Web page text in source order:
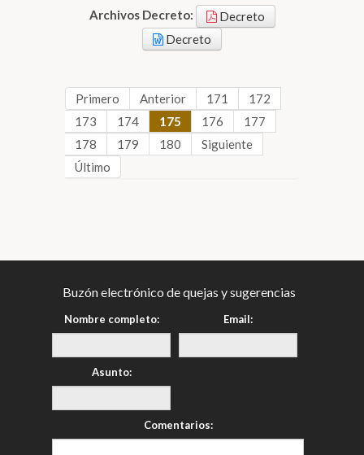
Archivos Decreto:
Decreto
Decreto
Primero Anterior 171
172
173
174 175 176
177
178
179 180
Siguiente
Último
Buzón electrónico de quejas y sugerencias
Nombre completo: Email:
Asunto:
Comentarios: